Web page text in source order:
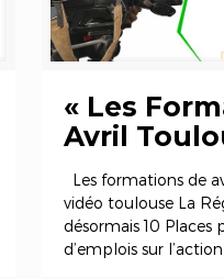
« Les
Avril
Les formations de
vidéo toulouse La
désormais 10 Places
d’emplois sur